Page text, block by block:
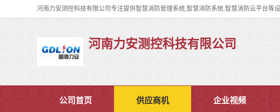
河南力安测控科技有限公司
公司首页 供应商机 企业视频